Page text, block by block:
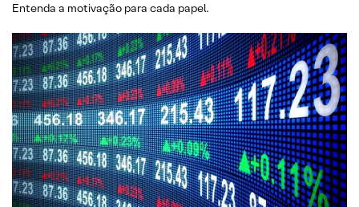
Entenda a motivação para cada papel.